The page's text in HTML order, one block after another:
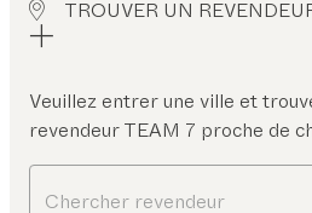
TROUVER UN
Veuillez entrer une ville et
revendeur TEAM 7 proche de
Chercher revendeur